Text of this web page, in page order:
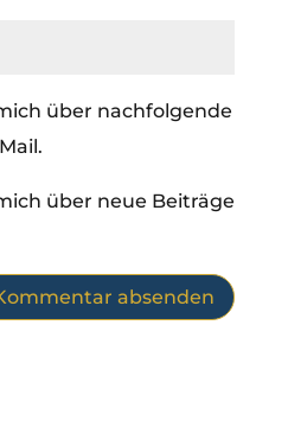
über nachfolgende
über neue Beiträge